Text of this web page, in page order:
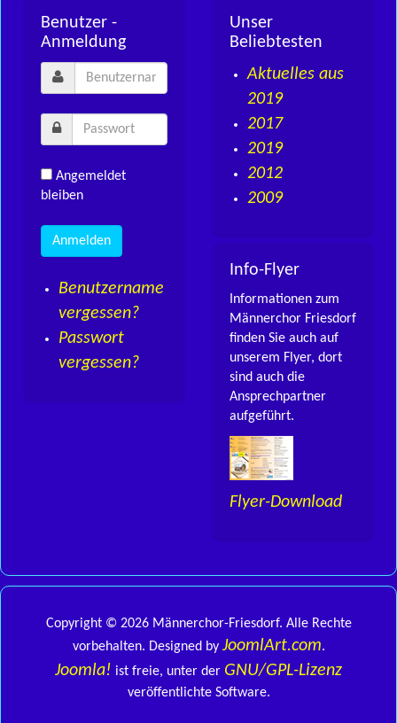
Benutzer -
Anmeldung
Angemeldet
bleiben
Benutzername
vergessen?
Passwort
vergessen?
Unser
Beliebtesten
Aktuelles aus
2019
2017
2019
2012
2009
Info-Flyer
Informationen zum
Männerchor Friesdorf
finden Sie auch auf
unserem Flyer, dort
sind auch die
Ansprechpartner
aufgeführt.
Flyer-Download
Copyright © 2026 Männerchor-Friesdorf. Alle Rechte
vorbehalten. Designed by JoomlArt.com.
Joomla! ist freie, unter der GNU/GPL-Lizenz
veröffentlichte Software.